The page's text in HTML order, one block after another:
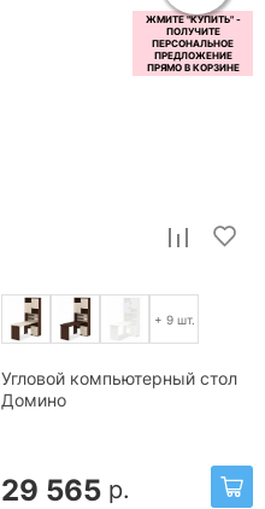
+ 9 шт.
Угловой компьютерный стол
Домино
29 565 р.